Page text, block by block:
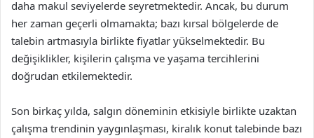
daha makul seviyelerde seyretmektedir. Ancak, bu durum
her zaman geçerli olmamakta; bazı kırsal bölgelerde de
talebin artmasıyla birlikte fiyatlar yükselmektedir. Bu
değişiklikler, kişilerin çalışma ve yaşama tercihlerini
doğrudan etkilemektedir.
Son birkaç yılda, salgın döneminin etkisiyle birlikte uzaktan
çalışma trendinin yaygınlaşması, kiralık konut talebinde bazı